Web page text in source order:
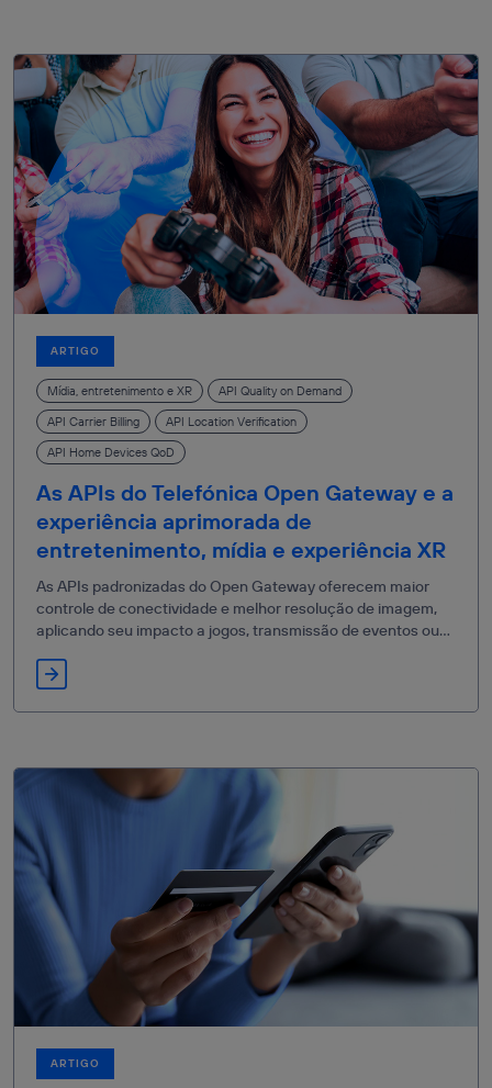
ARTIGO
Mídia, entretenimento e XR
API Quality on Demand
API Carrier Billing
API Location Verification
API Home Devices QoD
As APIs do Telefónica Open Gateway e a
experiência aprimorada de
entretenimento, mídia e experiência XR
As APIs padronizadas do Open Gateway oferecem maior
controle de conectividade e melhor resolução de imagem,
aplicando seu impacto a jogos, transmissão de eventos ou
ARTIGO